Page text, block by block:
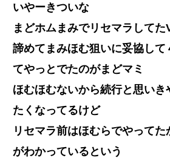
いやーきついな
まどホムまみでリセマラして
諦めてまみほむ狙いに妥協して
てやっとでたのがまどマミ
ほむほむないから続行と思いき
たくなってるけど
リセマラ前はほむらでやって
がわかっているという